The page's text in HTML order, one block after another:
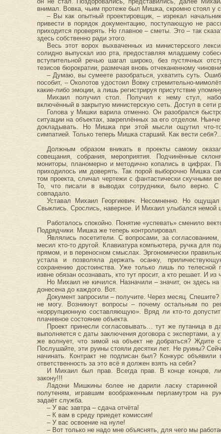
внимал. Вовка, чьим протеже был Мишка, скромно стоял у
– Вы как опытный проектировщик, – изрекал
привести в порядок документацию, поступающую не
приходится проверять. Но главное – сметы. Это – так
здесь собственно ради этого.
Весь этот ворох выхваченных из министерского
солидно выпускал изо рта, предоставляя младшему
вступительной речью шагал широко, без пустячных
тезисов бюрократии, размечая вновь отчеканенному
– Думаю, вы сумеете разобраться, ухватить суть.
пособит, – Околотов удостоил Вовку стремительно-
какие-либо эмоции, а лишь регистрируя присутствие
Михаил получил стол. Получил к нему стул,
включённый в закрытую министерскую сеть. Доступ в сети
Голова у Мишки варила отменно. Он разобрался
ситуации на объектах, закреплённых за его отделом.
докладывать. Но Мишка при этой мысли ощутил что-
симпатией. Только теперь Мишка старший. Как вести
Должным образом вникать в проекты самому
совещания, собрания, мероприятия. Подчинённые
мониторы, планомерно и методично копались в цифрах.
приходилось им доверять. Так порой выборочно Мишка
том проекта, сличал чертежи с фантастически скучными
То, что писали в выводах сотрудники, было верно. С
совпадало.
Уставал Михаил Георгиевич. Несомненно. Но
Свыклись. Срослись, наверное. И Михаил улыбался немой
Работалось спокойно. Понятие «успевать» сменило
Подрядчики. Мишка же теперь контролировал.
Являлись посетители. С вопросами, за
месил кто-то другой. Клавиатура компьютера, ручка для
прямом, и в переносном смыслах. Эргономически
устала и позволяла держать осанку,
сохранению достоинства. Уже только лишь по телесной
извне обязан осознавать, кто тут просит, а кто решает. И
Но Михаил не кичился. Назначили – значит, он здесь
донесена до каждого. Вот.
Документ запросили – получите. Через месяц.
не могу. Возникнут вопросы – почему остальным по
«коррупционную составляющую». Вряд ли кто-то
плачевное состояние объекта.
Проект принесли согласовывать… тут же путаница в
выполняется с даты заключения договора с экспертами,
же волнует, что зимой на объект не добраться? Ждите
Послушайте, эти руины стояли десятки лет. Не руины?
начинать. Контракт не подписан был? Конкурс
ответственность за это всё я должен взять на себя?
И Михаил был прав. Всегда прав. В конце концов,
закону!!!
Ладони Мишкины более не дарили ласку
полутеням, игравшим воображенным перламутром на
задаёт служба.
– У вас завтра – сдача отчёта!
– К вам в среду приедет комиссия!
– У вас освоение на нуле!
– Вот только не надо мне объяснять, для чего мы